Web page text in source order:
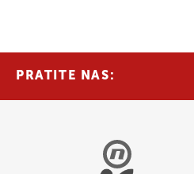
PRATITE NAS: